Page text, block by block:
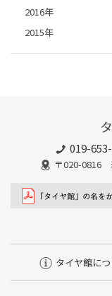
2016年
2015年
019-
〒020-0816
タイヤ館に